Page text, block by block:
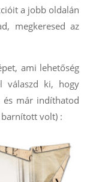
a jobb oldalán
megkeresed az
ami lehetőség
válaszd ki, hogy
és már indíthatod
volt) :